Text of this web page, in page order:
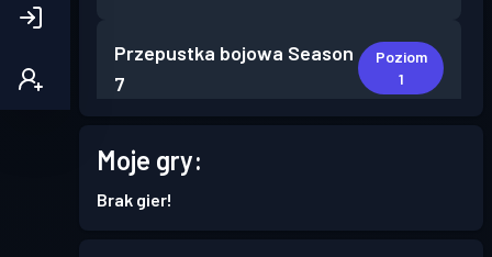
Przepustka bojowa Season
7
Poziom
1
Przepustka bojowa
Moje gry:
Brak gier!